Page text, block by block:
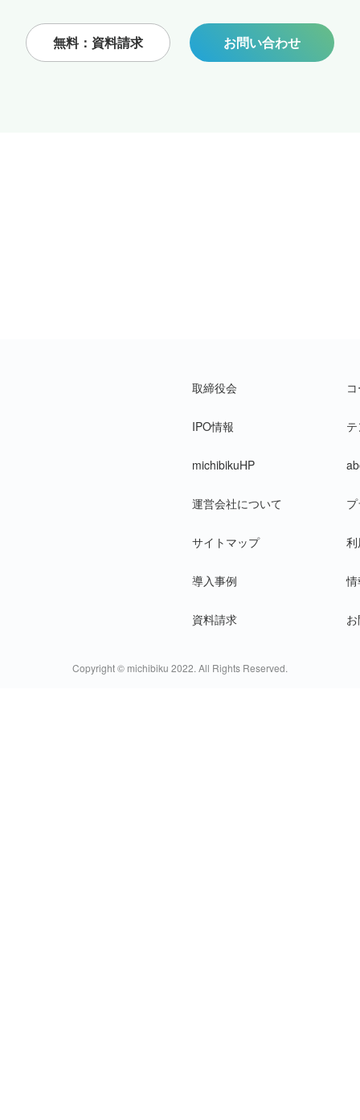
無料：資料請求 お問い合わせ
取締役会
IPO情報
michibikuHP
運営会社について
サイトマップ
導入事例
資料請求
Copyright © michibiku 2022. All Rights Reserved.